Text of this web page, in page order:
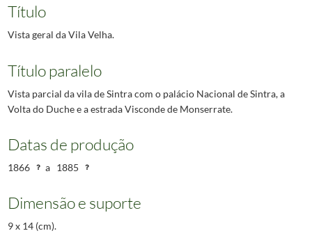
Título
Vista geral da Vila Velha.
Título paralelo
Vista parcial da vila de Sintra com o palácio Nacional de Sintra, a
Volta do Duche e a estrada Visconde de Monserrate.
Datas de produção
1866 a 1885
Dimensão e suporte
9 x 14 (cm).